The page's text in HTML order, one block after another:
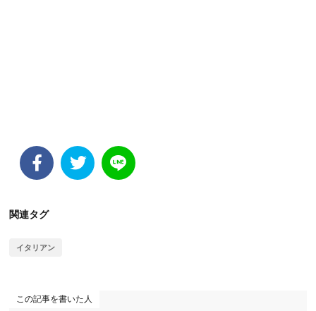
関連タグ
イタリアン
この記事を書いた人